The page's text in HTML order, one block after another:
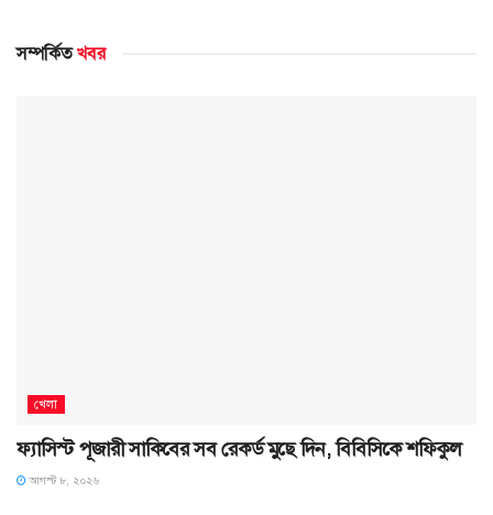
সম্পর্কিতখবর
খেলা
ফ্যাসিস্ট পূজারী সাকিবের সব রেকর্ড মুছে দিন, বিবিসিকে শফিকুল
আগস্ট ৮, ২০২৬